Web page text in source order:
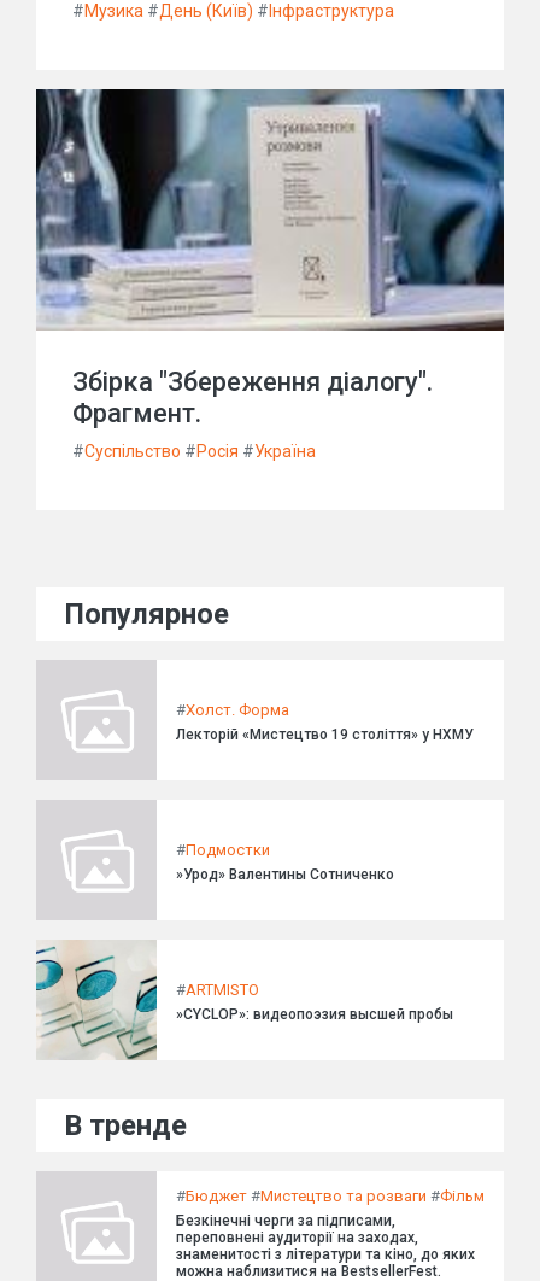
#Музика #День (Київ) # Інфраструктура
Збірка "Збереження діалогу".
Фрагмент.
#Суспільство #Росія #Україна
Популярное
#Холст. Форма
Лекторій «Мистецтво 19 століття» у НХМУ
#Подмостки
»Урод» Валентины Сотниченко
#ARTMISTO
»CYCLOP»: видеопоэзия высшей пробы
В тренде
#Бюджет #Мистецтво та розваги #Фільм
Безкінечні черги за підписами,
переповнені аудиторії на заходах,
знаменитості з літератури та кіно, до яких
можна наблизитися на BestsellerFest.